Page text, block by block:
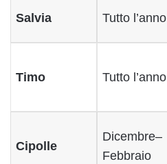
Salvia Tutto l’anno
Timo Tutto l’anno
Cipolle
Dicembre–
Febbraio